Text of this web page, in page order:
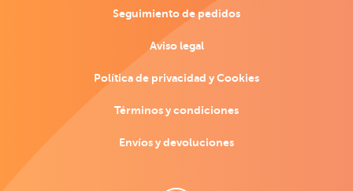
Seguimiento de pedidos
Aviso legal
Política de privacidad y Cookies
Términos y condiciones
Envíos y devoluciones